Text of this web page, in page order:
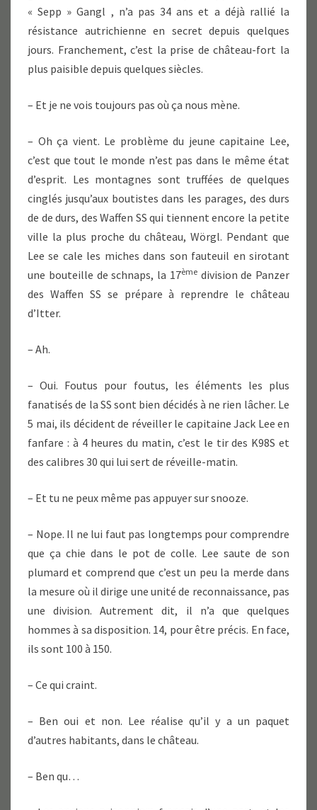
« Sepp » Gangl , n’a pas 34 ans et a déjà rallié la
résistance autrichienne en secret depuis quelques
jours. Franchement, c’est la prise de château-fort la
plus paisible depuis quelques siècles.
– Et je ne vois toujours pas où ça nous mène.
– Oh ça vient. Le problème du jeune capitaine Lee,
c’est que tout le monde n’est pas dans le même état
d’esprit. Les montagnes sont truffées de quelques
cinglés jusqu’aux boutistes dans les parages, des durs
de de durs, des Waffen SS qui tiennent encore la petite
ville la plus proche du château, Wörgl. Pendant que
Lee se cale les miches dans son fauteuil en sirotant
une bouteille de schnaps, la 17èmedivision de Panzer
des Waffen SS se prépare à reprendre le château
d’Itter.
– Ah.
– Oui. Foutus pour foutus, les éléments les plus
fanatisés de la SS sont bien décidés à ne rien lâcher. Le
5 mai, ils décident de réveiller le capitaine Jack Lee en
fanfare : à 4 heures du matin, c’est le tir des K98S et
des calibres 30 qui lui sert de réveille-matin.
– Et tu ne peux même pas appuyer sur snooze.
– Nope. Il ne lui faut pas longtemps pour comprendre
que ça chie dans le pot de colle. Lee saute de son
plumard et comprend que c’est un peu la merde dans
la mesure où il dirige une unité de reconnaissance, pas
une division. Autrement dit, il n’a que quelques
hommes à sa disposition. 14, pour être précis. En face,
ils sont 100 à 150.
– Ce qui craint.
– Ben oui et non. Lee réalise qu’il y a un paquet
d’autres habitants, dans le château.
– Ben qu…